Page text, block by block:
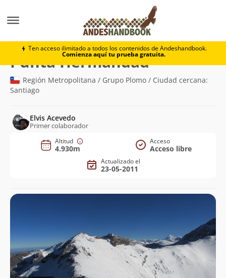
Ten acceso ilimitado a todos los contenidos de Andeshandbook.
Comienza aquí tu prueba gratuita.
Punta Hermandad
Punta Hermandad(4.930m)
Región Metropolitana / Grupo Plomo / Ciudad cercana:
Santiago
Elvis Acevedo
Primer colaborador
Altitud
4.930m
Acceso
Acceso libre
Actualizado el
23-05-2011